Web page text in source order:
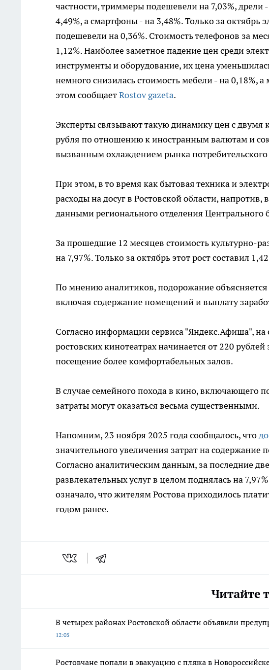
частности, триммеры подешевели на 7,03%, дрели
4,49%, а смартфоны - на 3,48%. Только за октябрь
подешевели на 0,36%. Стоимость телефонов за
1,12%. Наиболее заметное падение цен среди
инструменты и оборудование, их цена
немного снизилась стоимость мебели - на 0,18%,
этом сообщаетRostov gazeta.
Эксперты связывают такую динамику цен с
рубля по отношению к иностранным валютам и
вызванным охлаждением рынка
При этом, в то время как бытовая техника и
расходы на досуг в Ростовской области,
данными регионального отделения Центрального
За прошедшие 12 месяцев стоимость культурно-
на 7,97%. Только за октябрь этот рост составил
По мнению аналитиков, подорожание
включая содержание помещений и выплату
Согласно информации сервиса "Яндекс.Афиша", на
ростовских кинотеатрах начинается от 220
посещение более комфортабельных залов.
В случае семейного похода в кино, включающего
затраты могут оказаться весьма существенными.
Напомним, 23 ноября 2025 года сообщалось, что
значительного увеличения затрат на содержание
Согласно аналитическим данным, за последние
развлекательных услуг в целом поднялась на
означало, что жителям Ростова приходилось
годом ранее.
Читайте
В четырех районах Ростовской области объявили
12:05
Ростовчане попали в эвакуацию с пляжа в